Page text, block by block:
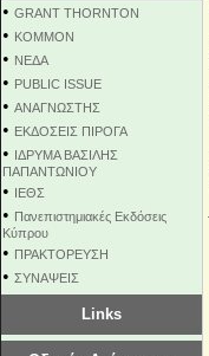
• GRANT THORNTON
• KOMMON
• NEΔΑ
• PUBLIC ISSUE
• ΑΝΑΓΝΩΣΤΗΣ
• ΕΚΔΟΣΕΙΣ ΠΙΡΟΓΑ
• ΙΔΡΥΜΑ ΒΑΣΙΛΗΣ
ΠΑΠΑΝΤΩΝΙΟΥ
• ΙΕΘΣ
• Πανεπιστημιακές Εκδόσεις
Κύπρου
• ΠΡΑΚΤΟΡΕΥΣΗ
• ΣΥΝΑΨΕΙΣ
Links